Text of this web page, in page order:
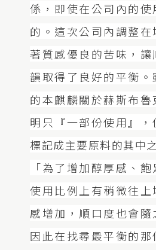
係，即使在公司內的
的。這次公司內調整
著質感優良的苦味，
韻取得了良好的平衡
的本麒麟關於赫斯布
明只『一部份使用』
標記成主要原料的其中之
「為了增加醇厚感、
使用比例上有稍微往
感增加，順口度也會隨
因此在找尋最平衡的